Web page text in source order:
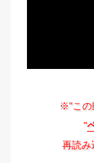
※"この
"
再読み